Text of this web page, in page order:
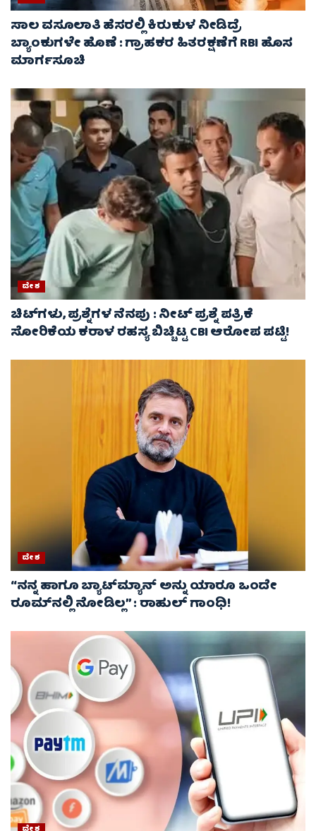
ಸಾಲ ವಸೂಲಾತಿ ಹೆಸರಲ್ಲಿ ಕಿರುಕುಳ ನೀಡಿದ್ರೆ
ಬ್ಯಾಂಕುಗಳೇ ಹೊಣೆ : ಗ್ರಾಹಕರ ಹಿತರಕ್ಷಣೆಗೆ RBI ಹೊಸ
ಮಾರ್ಗಸೂಚಿ
ದೇಶ
ಚಿಟ್‌ಗಳು, ಪ್ರಶ್ನೆಗಳ ನೆನಪು : ನೀಟ್ ಪ್ರಶ್ನೆ ಪತ್ರಿಕೆ
ಸೋರಿಕೆಯ ಕರಾಳ ರಹಸ್ಯ ಬಿಚ್ಚಿಟ್ಟ CBI ಆರೋಪ ಪಟ್ಟಿ!
ದೇಶ
“ನನ್ನ ಹಾಗೂ ಬ್ಯಾಟ್‌ಮ್ಯಾನ್ ಅನ್ನು ಯಾರೂ ಒಂದೇ
ರೂಮ್‌ನಲ್ಲಿ ನೋಡಿಲ್ಲ” : ರಾಹುಲ್ ಗಾಂಧಿ!